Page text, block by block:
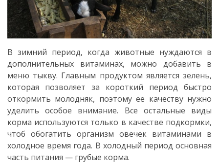
В зимний период, когда животные нуждаются в
дополнительных витаминах, можно добавить в
меню тыкву. Главным продуктом является зелень,
которая позволяет за короткий период быстро
откормить молодняк, поэтому ее качеству нужно
уделить особое внимание. Все остальные виды
корма используются только в качестве подкормки,
чтоб обогатить организм овечек витаминами в
холодное время года. В холодный период основная
часть питания — грубые корма.